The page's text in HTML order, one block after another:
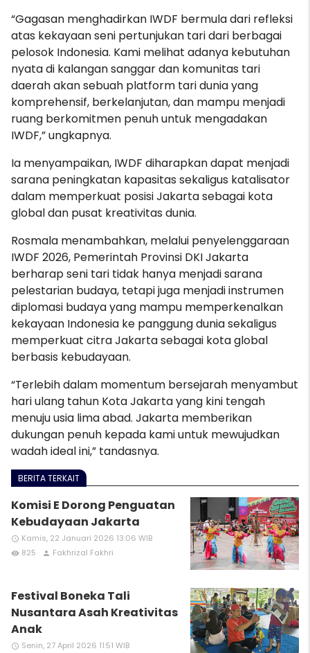
“Gagasan menghadirkan IWDF bermula dari refleksi
atas kekayaan seni pertunjukan tari dari berbagai
pelosok Indonesia. Kami melihat adanya kebutuhan
nyata di kalangan sanggar dan komunitas tari
daerah akan sebuah platform tari dunia yang
komprehensif, berkelanjutan, dan mampu menjadi
ruang berkomitmen penuh untuk mengadakan
IWDF,” ungkapnya.
Ia menyampaikan, IWDF diharapkan dapat menjadi
sarana peningkatan kapasitas sekaligus katalisator
dalam memperkuat posisi Jakarta sebagai kota
global dan pusat kreativitas dunia.
Rosmala menambahkan, melalui penyelenggaraan
IWDF 2026, Pemerintah Provinsi DKI Jakarta
berharap seni tari tidak hanya menjadi sarana
pelestarian budaya, tetapi juga menjadi instrumen
diplomasi budaya yang mampu memperkenalkan
kekayaan Indonesia ke panggung dunia sekaligus
memperkuat citra Jakarta sebagai kota global
berbasis kebudayaan.
“Terlebih dalam momentum bersejarah menyambut
hari ulang tahun Kota Jakarta yang kini tengah
menuju usia lima abad. Jakarta memberikan
dukungan penuh kepada kami untuk mewujudkan
wadah ideal ini,” tandasnya.
BERITA TERKAIT
Komisi E Dorong Penguatan
Kebudayaan Jakarta
access_time Kamis, 22 Januari 2026 13:06 WIB
remove_red_eye 825 person Fakhrizal Fakhri
Festival Boneka Tali
Nusantara Asah Kreativitas
Anak
access_time Senin, 27 April 2026 11:51 WIB